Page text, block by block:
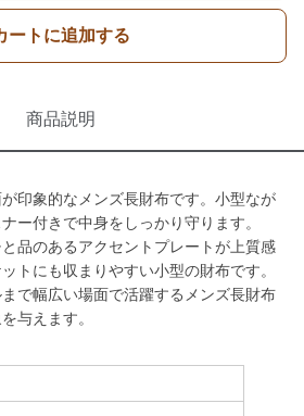
ートに追加する
商品説明
印象的なメンズ長財布です。小型なが
ー付きで中身をしっかり守ります。
品のあるアクセントプレートが上質感
トにも収まりやすい小型の財布です。
で幅広い場面で活躍するメンズ長財布
与えます。